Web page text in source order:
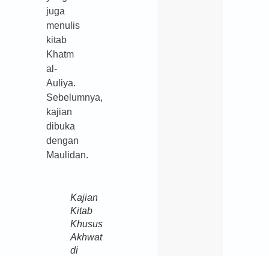
juga
menulis
kitab
Khatm
al-
Auliya.
Sebelumnya,
kajian
dibuka
dengan
Maulidan.
Kajian
Kitab
Khusus
Akhwat
di